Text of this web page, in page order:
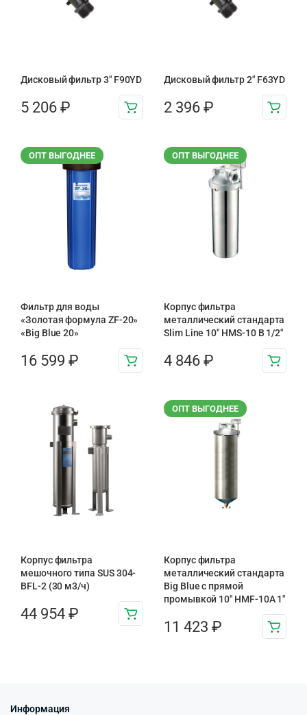
Дисковый фильтр 3″ F90YD
5 206 ₽
Дисковый фильтр 2″ F63YD
2 396 ₽
ОПТ ВЫГОДНЕЕ
Фильтр для воды
«Золотая формула ZF-20»
«Big Blue 20»
16 599 ₽
ОПТ ВЫГОДНЕЕ
Корпус фильтра
металлический стандарта
Slim Line 10″ HMS-10 B 1/2″
4 846 ₽
Корпус фильтра
мешочного типа SUS 304-
BFL-2 (30 м3/ч)
44 954 ₽
ОПТ ВЫГОДНЕЕ
Корпус фильтра
металлический стандарта
Big Blue с прямой
промывкой 10″ HMF-10A 1″
11 423 ₽
Информация